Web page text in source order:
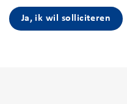
Ja, ik wil solliciteren